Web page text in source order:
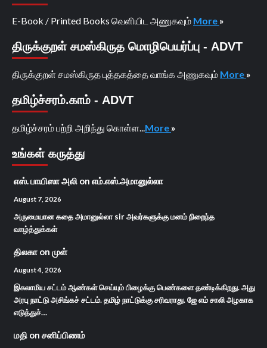
E-Book / Printed Books வெளியிட அணுகவும் More »
திருக்குறள் சமஸ்கிருத மொழிபெயர்ப்பு - ADVT
திருக்குறள் சமஸ்கிருத புத்தகத்தை வாங்க அணுகவும் More »
தமிழ்ச்சரம்.காம் - ADVT
தமிழ்ச்சரம் பற்றி அறிந்து கொள்ள... More »
உங்கள் கருத்து
எஸ். பாயிஸா அலி on எம்.எஸ்.அமானுல்லா
August 7, 2026
அருமையான கதை அமானுல்லா sir அவர்களுக்கு மனம் நிறைந்த
வாழ்த்துக்கள்
திலகா on முள்
August 4, 2026
இசுலாமிய சட்டம் ஆண்கள் செய்யும் பிழைக்கு பெண்களை தண்டிக்கிறது. அது
அரபு நாட்டு அசிங்கச் சட்டம். தமிழ் நாட்டுக்கு சரிவராது. ஜே எம் சாலி அழகாக
எடுத்துச்…
மதி on சனிப்பிணம்